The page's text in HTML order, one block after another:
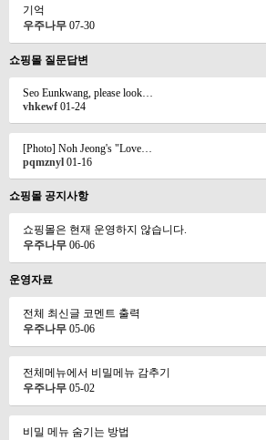
기억
우주나무 07-30
쇼핑몰 질문답변
Seo Eunkwang, please look…
vhkewf 01-24
[Photo] Noh Jeong's "Love…
pqmznyl 01-16
쇼핑몰 공지사항
쇼핑몰은 현재 운영하지 않습니다.
우주나무 06-06
운영자료
전체 최신글 코멘트 출력
우주나무 05-06
전체메뉴에서 비밀메뉴 감추기
우주나무 05-02
비밀 메뉴 숨기는 방법